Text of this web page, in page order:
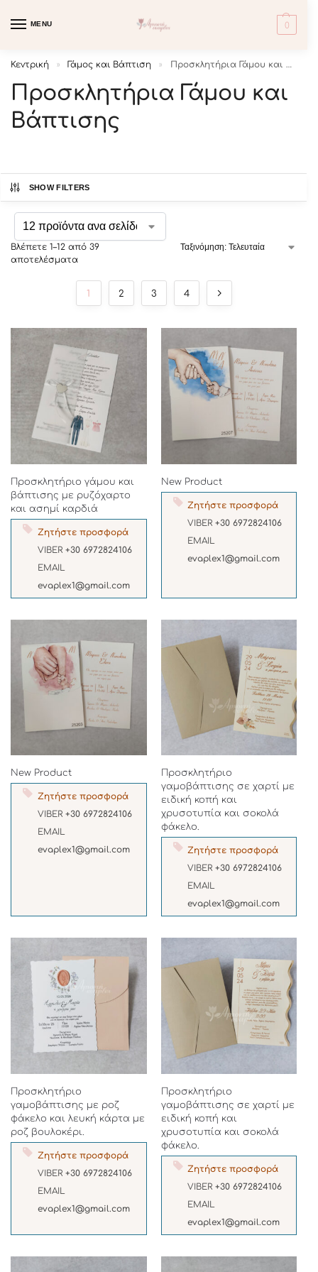
MENU 0
Κεντρική » Γάμος και Βάπτιση » Προσκλητήρια Γάμου και Βάπτισης
Προσκλητήρια Γάμου και
Βάπτισης
SHOW FILTERS
Βλέπετε 1–12 από 39
αποτελέσματα
1 2 3 4
Προσκλητήριο γάμου και
βάπτισης με ρυζόχαρτο
και ασημί καρδιά
Ζητήστε προσφορά
VIBER +30 6972824106
EMAIL
evaplex1@gmail.com
New Product
Ζητήστε προσφορά
VIBER+30 6972824106
EMAIL
evaplex1@gmail.com
New Product
Ζητήστε προσφορά
VIBER +30 6972824106
EMAIL
evaplex1@gmail.com
Προσκλητήριο
γαμοβάπτισης σε χαρτί με
ειδική κοπή και
χρυσοτυπία και σοκολά
φάκελο.
Ζητήστε προσφορά
VIBER+30 6972824106
EMAIL
evaplex1@gmail.com
Προσκλητήριο
γαμοβάπτισης με ροζ
φάκελο και λευκή κάρτα με
ροζ βουλοκέρι.
Ζητήστε προσφορά
VIBER +30 6972824106
EMAIL
evaplex1@gmail.com
Προσκλητήριο
γαμοβάπτισης σε χαρτί με
ειδική κοπή και
χρυσοτυπία και σοκολά
φάκελο.
Ζητήστε προσφορά
VIBER+30 6972824106
EMAIL
evaplex1@gmail.com